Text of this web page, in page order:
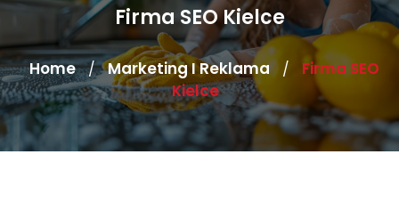
Firma SEO Kielce
Home / Marketing I Reklama /
Firma SEO
Kielce